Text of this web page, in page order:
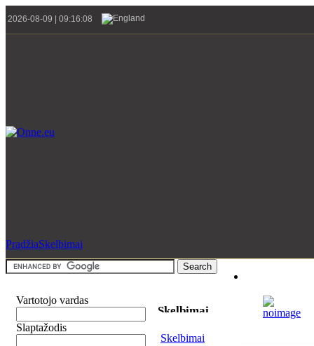
2026-08-09 | 09:16:08
PradžiaSkelbimai
Vartotojo vardas
Slaptažodis
Skelbimai
Skelbimai